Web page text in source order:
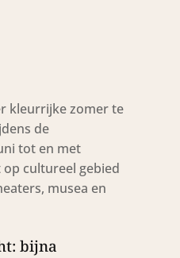
kleurrijke zomer te
de
tot en met
cultureel gebied
musea en
bijna